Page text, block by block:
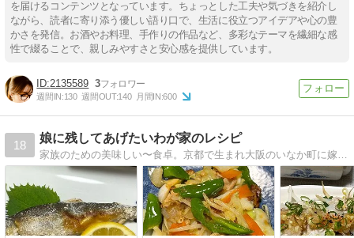
を届けるコンテンツとなっています。ちょっとした工夫や気づきを紹介し
ながら、読者に寄り添う優しい語り口で、生活に役立つアイデアや心の豊
かさを発信。お酒やお料理、手作りの作品など、多彩なテーマを繊細な感
性で綴ることで、親しみやすさと安心感を提供しています。
2135589 3
週間IN:130 週間OUT:140 月間IN:600
18
娘に残してあげたいわが家のレシピ